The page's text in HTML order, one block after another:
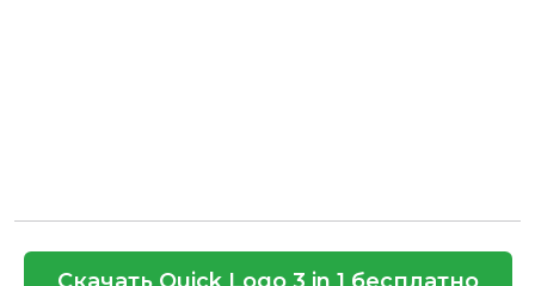
Скачать Quick Logo 3 in 1 бесплатно